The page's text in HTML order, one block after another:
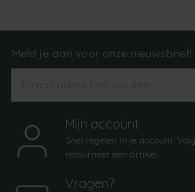
Meld je aan voor onze nieuwsbrief!
Mijn account
Snel regelen in je account.
retourneer een artikel.
Vragen?